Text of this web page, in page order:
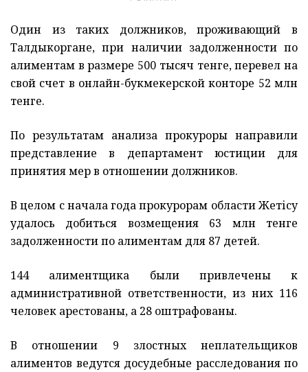
Один из таких должников, проживающий в
Талдыкоргане, при наличии задолженности по
алиментам в размере 500 тысяч тенге, перевел на
свой счет в онлайн-букмекерской конторе 52 млн
тенге.
По результатам анализа прокуроры направили
представление в департамент юстиции для
принятия мер в отношении должников.
В целом с начала года прокурорам области Жетісу
удалось добиться возмещения 63 млн тенге
задолженности по алиментам для 87 детей.
144 алиментщика были привлечены к
административной ответственности, из них 116
человек арестованы, а 28 оштрафованы.
В отношении 9 злостных неплательщиков
алиментов ведутся досудебные расследования по